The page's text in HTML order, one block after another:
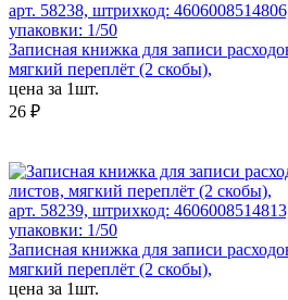
арт. 58238, штрихкод:
упаковки: 1/50
Записная книжка для записи
мягкий переплёт (2 скобы),
цена за 1шт.
26 ₽
арт. 58239, штрихкод:
упаковки: 1/50
Записная книжка для записи
мягкий переплёт (2 скобы),
цена за 1шт.